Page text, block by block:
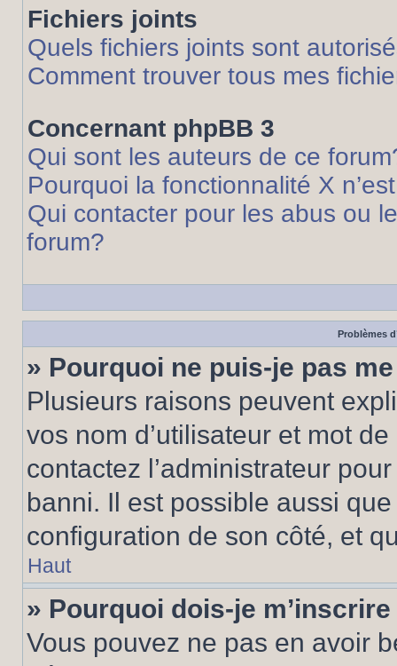
Fichiers joints
Quels fichiers joints sont
Comment trouver tous mes
Concernant phpBB 3
Qui sont les auteurs de ce
Pourquoi la fonctionnalité X
Qui contacter pour les abus ou
forum?
Problèmes
» Pourquoi ne puis-je pas
Plusieurs raisons peuvent
vos nom d’utilisateur et mot
contactez l’administrateur
banni. Il est possible aussi
configuration de son côté, et
Haut
» Pourquoi dois-je
Vous pouvez ne pas en avoir